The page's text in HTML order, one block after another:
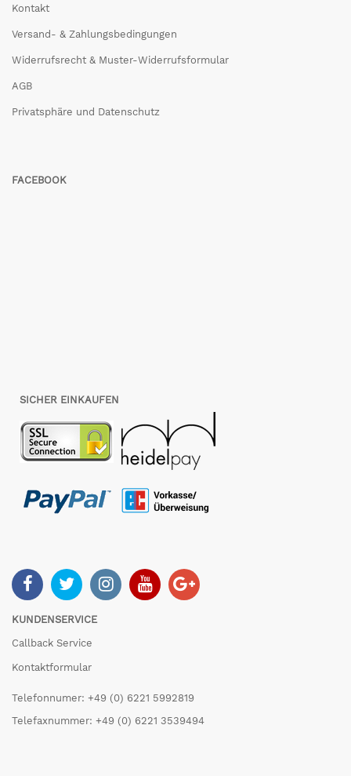
Kontakt
Versand- & Zahlungsbedingungen
Widerrufsrecht & Muster-Widerrufsformular
AGB
Privatsphäre und Datenschutz
FACEBOOK
SICHER EINKAUFEN
KUNDENSERVICE
Callback Service
Kontaktformular
Telefonnumer: +49 (0) 6221 5992819
Telefaxnummer: +49 (0) 6221 3539494